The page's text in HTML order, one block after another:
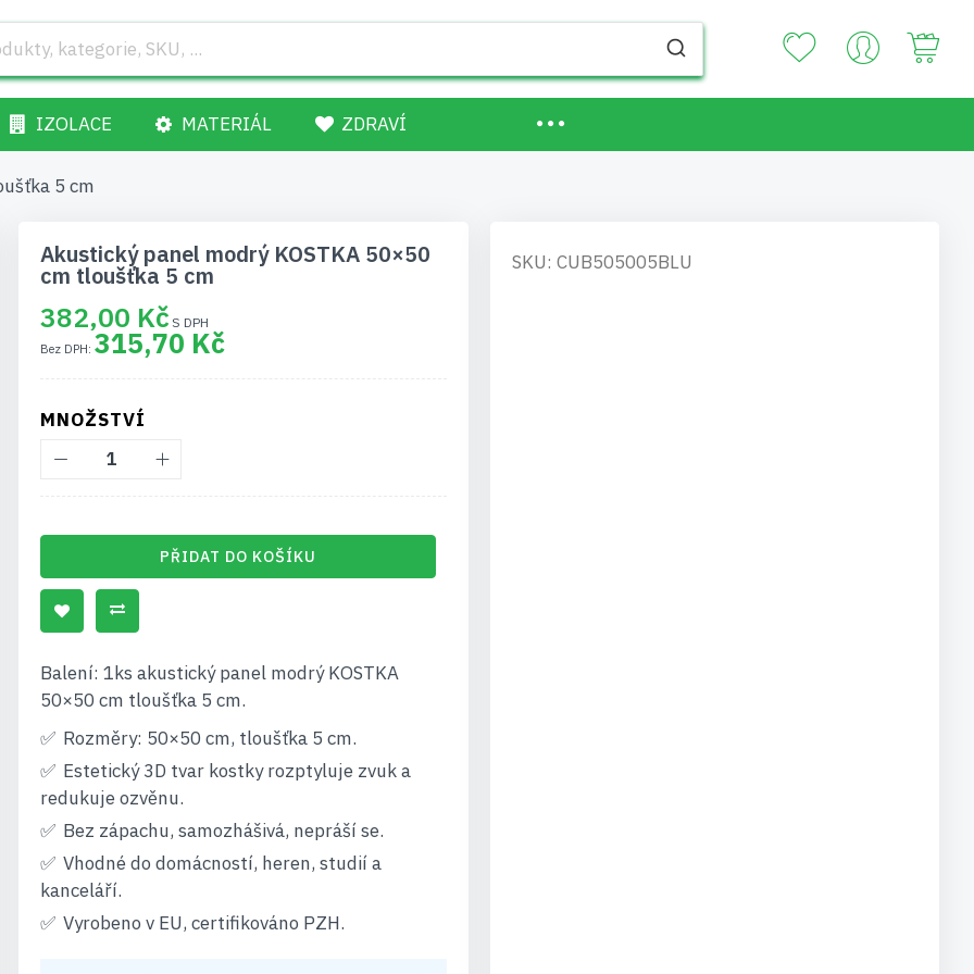
IZOLACE MATERIÁL ZDRAVÍ
5 cm
Akustický panel modrý KOSTKA 50×50
cm tloušťka 5 cm
382,00 Kč
315,70 Kč
MNOŽSTVÍ
PŘIDAT DO KOŠÍKU
Balení: 1ks akustický panel modrý KOSTKA
50×50 cm tloušťka 5 cm.
Rozměry: 50×50 cm, tloušťka 5 cm.
Estetický 3D tvar kostky rozptyluje zvuk a
redukuje ozvěnu.
Bez zápachu, samozhášivá, nepráší se.
Vhodné do domácností, heren, studií a
kanceláří.
Vyrobeno v EU, certifikováno PZH.
SKU: CUB505005BLU